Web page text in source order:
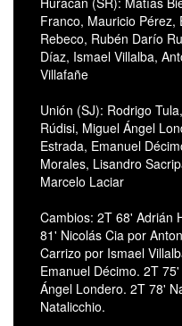
Franco, Mauricio Pérez,
Rebeco, Rubén Darío
Díaz, Ismael Villalba,
Villafañe
Unión (SJ): Rodrigo
Rúdisi, Miguel Ángel
Estrada, Emanuel
Morales, Lisandro
Marcelo Laciar
Cambios: 2T 68' Adrián
81' Nicolás Cia por
Carrizo por Ismael
Emanuel Décimo. 2T
Ángel Londero. 2T 78'
Natalicchio.